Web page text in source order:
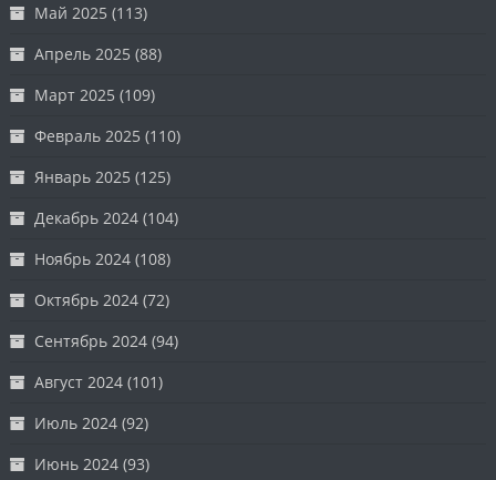
Май 2025 (113)
Апрель 2025 (88)
Март 2025 (109)
Февраль 2025 (110)
Январь 2025 (125)
Декабрь 2024 (104)
Ноябрь 2024 (108)
Октябрь 2024 (72)
Сентябрь 2024 (94)
Август 2024 (101)
Июль 2024 (92)
Июнь 2024 (93)